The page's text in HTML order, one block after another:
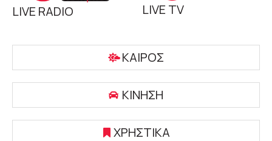
LIVE RADIO LIVE TV
ΚΑΙΡΟΣ
ΚΙΝΗΣΗ
ΧΡΗΣΤΙΚΑ